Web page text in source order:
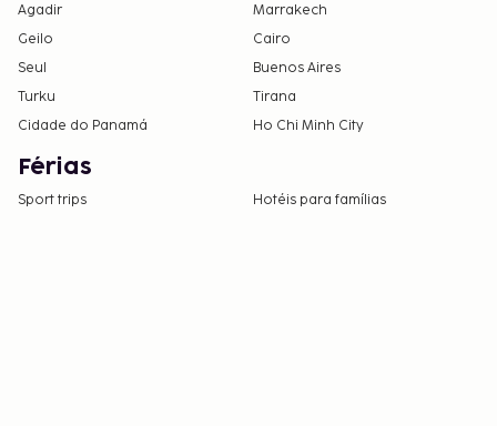
Agadir
Marrakech
Geilo
Cairo
Seul
Buenos Aires
Turku
Tirana
Cidade do Panamá
Ho Chi Minh City
Férias
Sport trips Hotéis para famílias